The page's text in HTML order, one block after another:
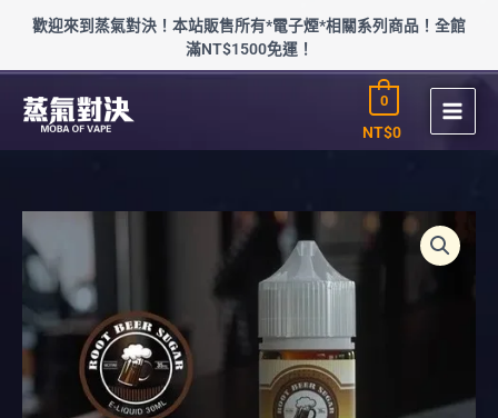
要
歡迎來到蒸氣對決！本站販售所有*電子煙*相關系列商品！全館
滿NT$1500免運！
NT$0
0
BEER
黃
金
糖
(30-